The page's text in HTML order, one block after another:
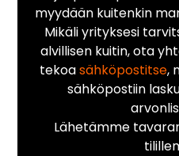
myydään kuitenkin
Mikäli yrityksesi
alvillisen kuitin, ota
tekoasähköpostitse,
sähköpostiin
Lähetämme